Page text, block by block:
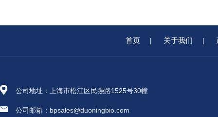
首页 | 关于我们 |
公司地址：上海市松江区民强路1525号30幢
公司邮箱：bpsales@duoningbio.com